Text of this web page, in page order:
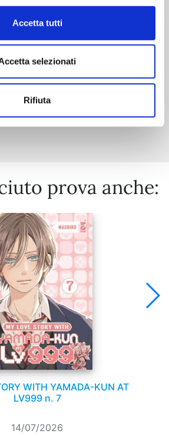
Accetta tutti
selezionati
Rifiuta
Mostra tutto
prova anche:
WITH YAMADA-KUN AT
LV999 n. 7
14/07/2026